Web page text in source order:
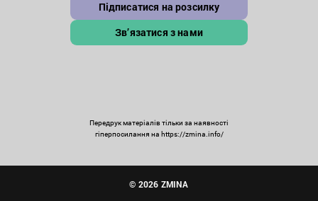
Підписатися на розсилку
Зв’язатися з нами
Передрук матеріалів тільки за наявності
гіперпосилання на https://zmina.info/
© 2026 ZMINA